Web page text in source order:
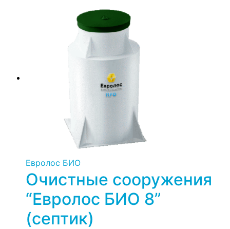
Евролос БИО
Очистные сооружения
“Евролос БИО 8”
(септик)